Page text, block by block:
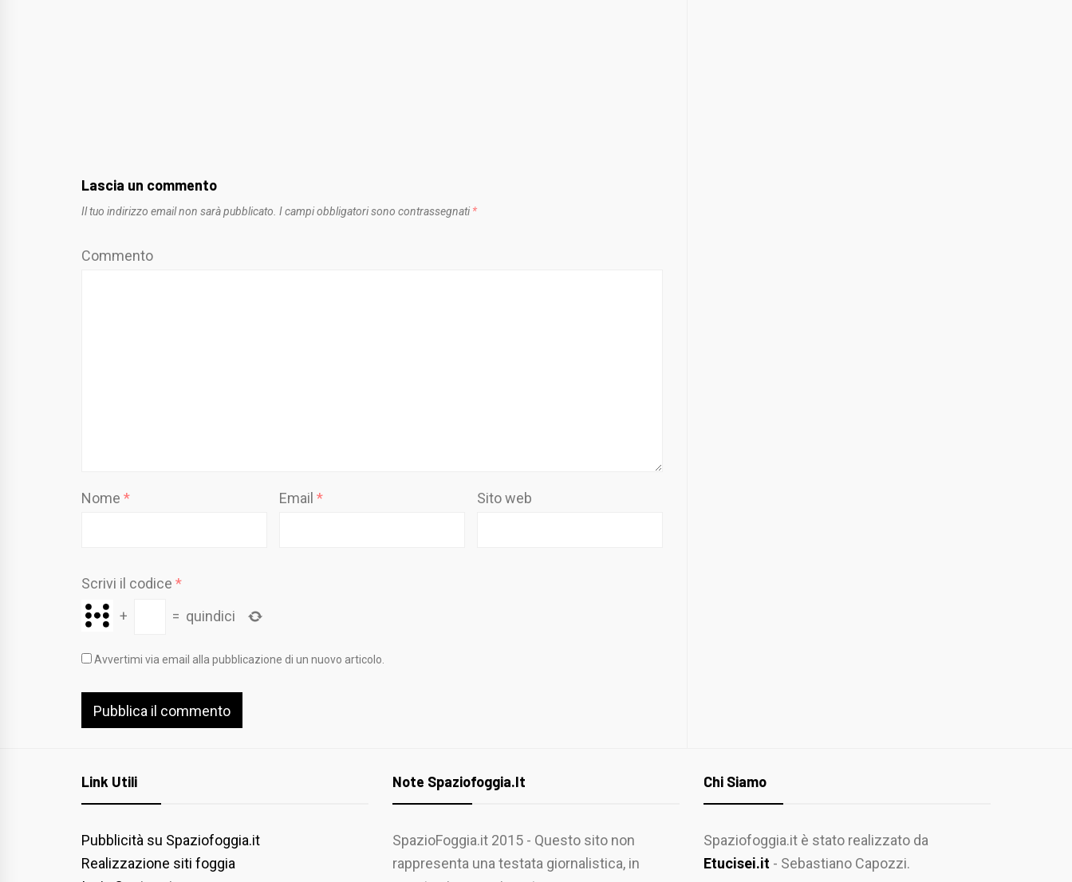
Lascia un commento
Il tuo indirizzo email non sarà pubblicato. I campi obbligatori sono contrassegnati *
Commento
Nome * Email * Sito web
Scrivi il codice *
+
= quindici
Avvertimi via email alla pubblicazione di un nuovo articolo.
Link Utili
Pubblicità su Spaziofoggia.it
Realizzazione siti foggia
Note Spaziofoggia.it
SpazioFoggia.it 2015 - Questo sito non
rappresenta una testata giornalistica, in
Chi Siamo
Spaziofoggia.it è stato realizzato da
Etucisei.it - Sebastiano Capozzi.